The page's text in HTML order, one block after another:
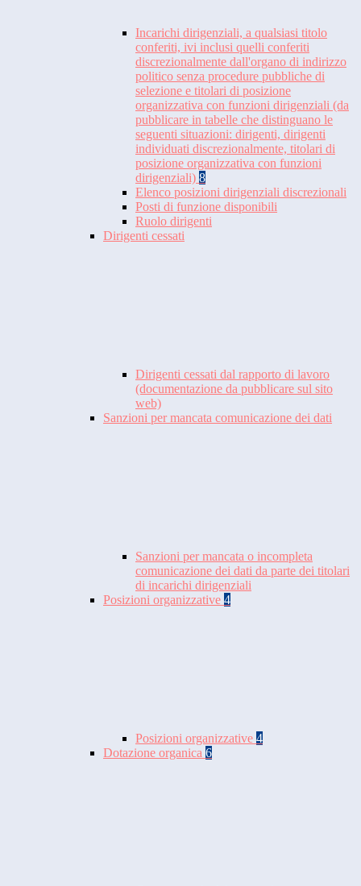
Incarichi dirigenziali, a qualsiasi titolo
conferiti, ivi inclusi quelli conferiti
discrezionalmente dall'organo di indirizzo
politico senza procedure pubbliche di
selezione e titolari di posizione
organizzativa con funzioni dirigenziali (da
pubblicare in tabelle che distinguano le
seguenti situazioni: dirigenti, dirigenti
individuati discrezionalmente, titolari di
posizione organizzativa con funzioni
dirigenziali) 8
Elenco posizioni dirigenziali discrezionali
Posti di funzione disponibili
Ruolo dirigenti
Dirigenti cessati
Dirigenti cessati dal rapporto di lavoro
(documentazione da pubblicare sul sito
web)
Sanzioni per mancata comunicazione dei dati
Sanzioni per mancata o incompleta
comunicazione dei dati da parte dei titolari
di incarichi dirigenziali
Posizioni organizzative 4
Posizioni organizzative 4
Dotazione organica 6